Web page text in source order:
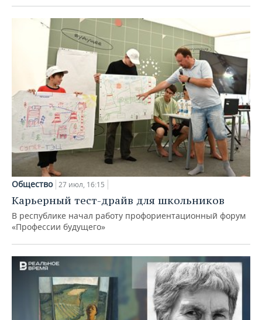
Общество 27 июл, 16:15
Карьерный тест-драйв для школьников
В республике начал работу профориентационный форум
«Профессии будущего»